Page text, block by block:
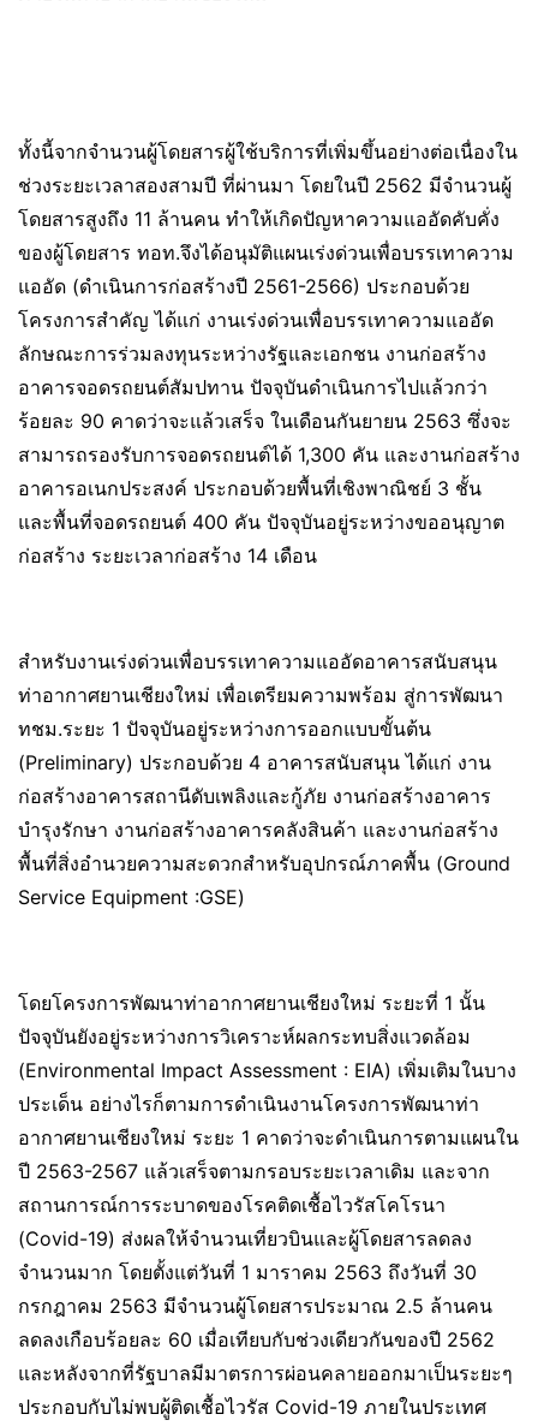
ทั้งนี้จากจำนวนผู้โดยสารผู้ใช้บริการที่เพิ่มขึ้นอย่างต่อเนื่องใน
ช่วงระยะเวลาสองสามปี ที่ผ่านมา โดยในปี 2562 มีจำนวนผู้
โดยสารสูงถึง 11 ล้านคน ทำให้เกิดปัญหาความแออัดคับคั่ง
ของผู้โดยสาร ทอท.จึงได้อนุมัติแผนเร่งด่วนเพื่อบรรเทาความ
แออัด (ดำเนินการก่อสร้างปี 2561-2566) ประกอบด้วย
โครงการสำคัญ ได้แก่ งานเร่งด่วนเพื่อบรรเทาความแออัด
ลักษณะการร่วมลงทุนระหว่างรัฐและเอกชน งานก่อสร้าง
อาคารจอดรถยนต์สัมปทาน ปัจจุบันดำเนินการไปแล้วกว่า
ร้อยละ 90 คาดว่าจะแล้วเสร็จ ในเดือนกันยายน 2563 ซึ่งจะ
สามารถรองรับการจอดรถยนต์ได้ 1,300 คัน และงานก่อสร้าง
อาคารอเนกประสงค์ ประกอบด้วยพื้นที่เชิงพาณิชย์ 3 ชั้น
และพื้นที่จอดรถยนต์ 400 คัน ปัจจุบันอยู่ระหว่างขออนุญาต
ก่อสร้าง ระยะเวลาก่อสร้าง 14 เดือน
สำหรับงานเร่งด่วนเพื่อบรรเทาความแออัดอาคารสนับสนุน
ท่าอากาศยานเชียงใหม่ เพื่อเตรียมความพร้อม สู่การพัฒนา
ทชม.ระยะ 1 ปัจจุบันอยู่ระหว่างการออกแบบขั้นต้น
(Preliminary) ประกอบด้วย 4 อาคารสนับสนุน ได้แก่ งาน
ก่อสร้างอาคารสถานีดับเพลิงและกู้ภัย งานก่อสร้างอาคาร
บำรุงรักษา งานก่อสร้างอาคารคลังสินค้า และงานก่อสร้าง
พื้นที่สิ่งอำนวยความสะดวกสำหรับอุปกรณ์ภาคพื้น (Ground
Service Equipment :GSE)
โดยโครงการพัฒนาท่าอากาศยานเชียงใหม่ ระยะที่ 1 นั้น
ปัจจุบันยังอยู่ระหว่างการวิเคราะห์ผลกระทบสิ่งแวดล้อม
(Environmental Impact Assessment : EIA) เพิ่มเติมในบาง
ประเด็น อย่างไรก็ตามการดำเนินงานโครงการพัฒนาท่า
อากาศยานเชียงใหม่ ระยะ 1 คาดว่าจะดำเนินการตามแผนใน
ปี 2563-2567 แล้วเสร็จตามกรอบระยะเวลาเดิม และจาก
สถานการณ์การระบาดของโรคติดเชื้อไวรัสโคโรนา
(Covid-19) ส่งผลให้จำนวนเที่ยวบินและผู้โดยสารลดลง
จำนวนมาก โดยตั้งแต่วันที่ 1 มาราคม 2563 ถึงวันที่ 30
กรกฎาคม 2563 มีจำนวนผู้โดยสารประมาณ 2.5 ล้านคน
ลดลงเกือบร้อยละ 60 เมื่อเทียบกับช่วงเดียวกันของปี 2562
และหลังจากที่รัฐบาลมีมาตรการผ่อนคลายออกมาเป็นระยะๆ
ประกอบกับไม่พบผู้ติดเชื้อไวรัส Covid-19 ภายในประเทศ